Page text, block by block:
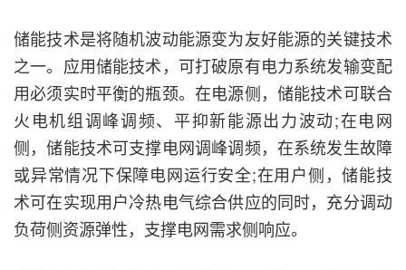
储能技术是将随机波动能源变为友好能源的关键技术
之一。应用储能技术，可打破原有电力系统发输变配
用必须实时平衡的瓶颈。在电源侧，储能技术可联合
火电机组调峰调频、平抑新能源出力波动;在电网
侧，储能技术可支撑电网调峰调频，在系统发生故障
或异常情况下保障电网运行安全;在用户侧，储能技
术可在实现用户冷热电气综合供应的同时，充分调动
负荷侧资源弹性，支撑电网需求侧响应。